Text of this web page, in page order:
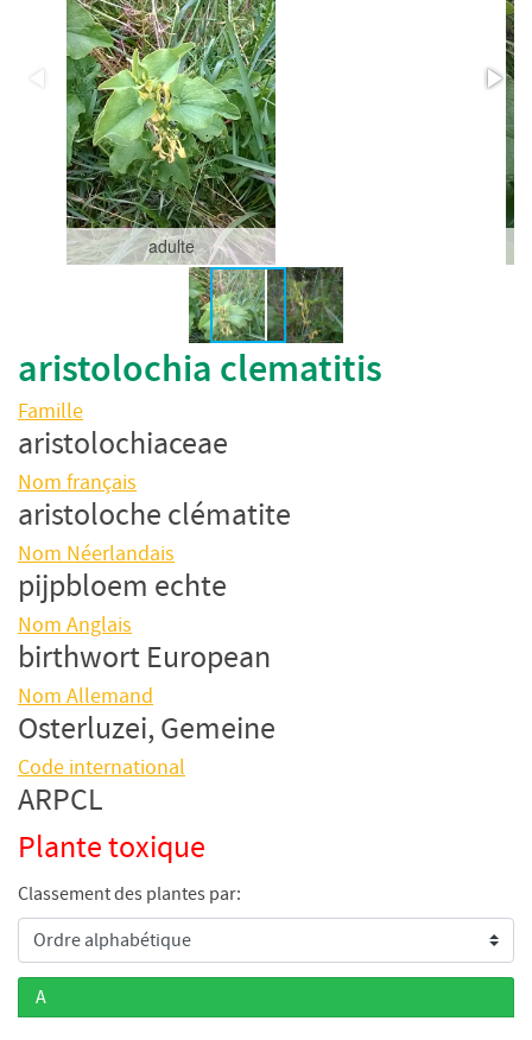
Classement des plantes par:
A
adulte
aristolochia clematitis
Famille
aristolochiaceae
Nom français
aristoloche clématite
Nom Néerlandais
pijpbloem echte
Nom Anglais
birthwort European
Nom Allemand
Osterluzei, Gemeine
Code international
ARPCL
Plante toxique